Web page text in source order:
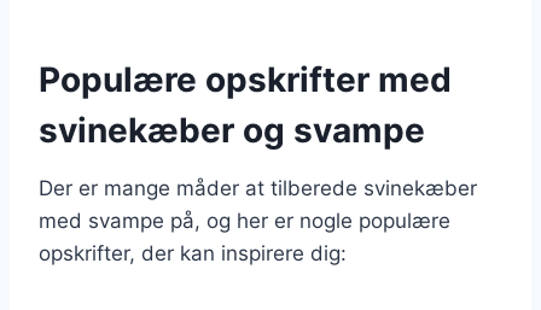
Populære opskrifter med
svinekæber og svampe
Der er mange måder at tilberede svinekæber
med svampe på, og her er nogle populære
opskrifter, der kan inspirere dig: